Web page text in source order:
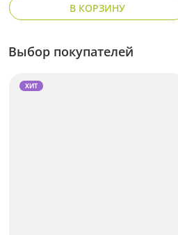
В КОРЗИНУ
Выбор покупателей
ХИТ